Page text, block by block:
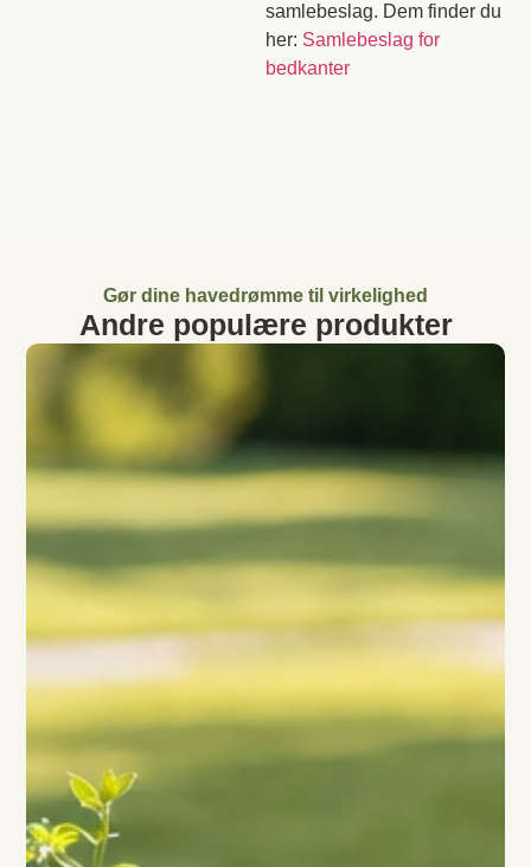
samlebeslag. Dem finder du
her: Samlebeslag for
bedkanter
Gør dine havedrømme til virkelighed
Andre populære produkter